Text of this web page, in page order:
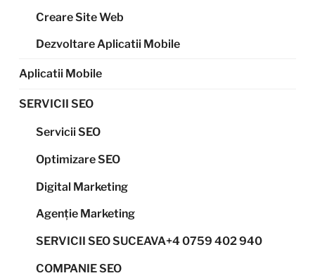
Creare Site Web
Dezvoltare Aplicatii Mobile
Aplicatii Mobile
SERVICII SEO
Servicii SEO
Optimizare SEO
Digital Marketing
Agenție Marketing
SERVICII SEO SUCEAVA+4 0759 402 940
COMPANIE SEO